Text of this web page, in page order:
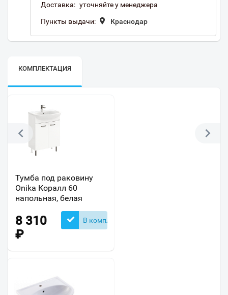
Доставка: уточняйте у менеджера
Пункты выдачи: Краснодар
КОМПЛЕКТАЦИЯ
Тумба под раковину
Onika Коралл 60
напольная, белая
8 310
₽
В комплекте